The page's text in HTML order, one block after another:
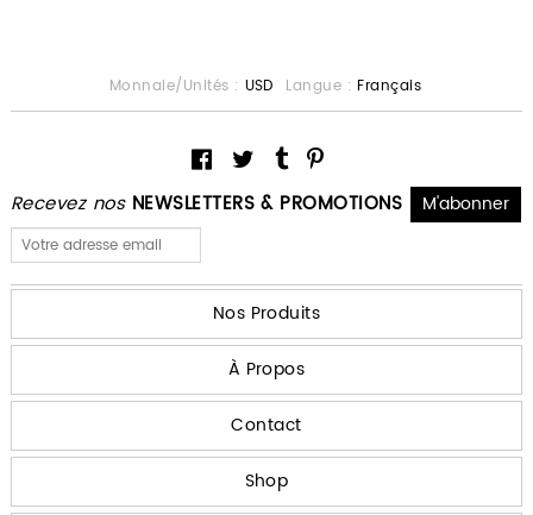
Recevez nos NEWSLETTERS & PROMOTIONS
Monnaie/Unités : USD Langue : Français
Nos Produits
À Propos
Contact
Shop